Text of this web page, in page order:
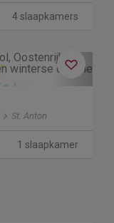
4 slaapkamers
Next
St. Anton
1 slaapkamer